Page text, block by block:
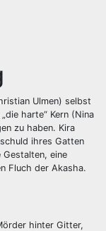
Ulmen) selbst
harte“ Kern (Nina
zu haben. Kira
ihres Gatten
eine
Fluch der Akasha.
hinter Gitter,